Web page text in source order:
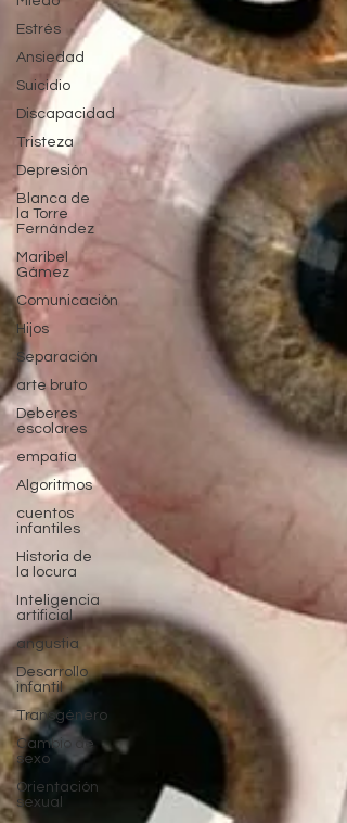
Estrés
Ansiedad
Suicidio
Discapacidad
Tristeza
Depresión
Blanca de
la Torre
Fernández
Maribel
Gámez
Comunicación
Hijos
Separación
arte bruto
Deberes
escolares
empatía
Algoritmos
cuentos
infantiles
Historia de
la locura
Inteligencia
artificial
angustia
Desarrollo
infantil
Transgénero
Cambio de
sexo
Orientación
sexual